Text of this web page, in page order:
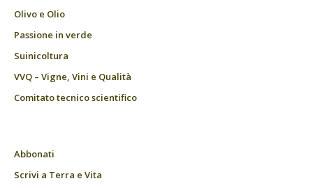
Olivo e Olio
Passione in verde
Suinicoltura
VVQ – Vigne, Vini e Qualità
Comitato tecnico scientifico
Abbonati
Scrivi a Terra e Vita